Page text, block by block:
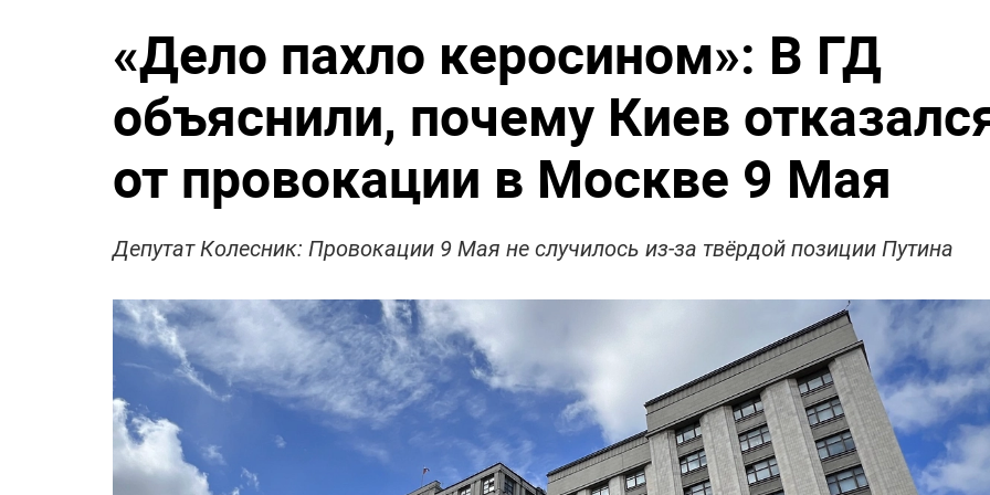
«Дело пахло керосином»: В ГД
объяснили, почему Киев
от провокации в Москве 9 Мая
Депутат Колесник: Провокации 9 Мая не случилось из-за твёрдой позиции Путина